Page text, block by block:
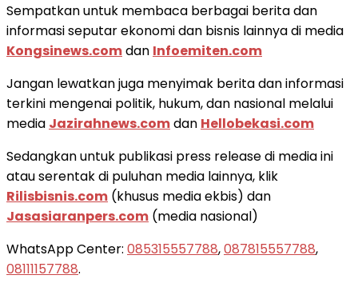
Sempatkan untuk membaca berbagai berita dan
informasi seputar ekonomi dan bisnis lainnya di media
Kongsinews.comdan Infoemiten.com
Jangan lewatkan juga menyimak berita dan informasi
terkini mengenai politik, hukum, dan nasional melalui
media Jazirahnews.comdan Hellobekasi.com
Sedangkan untuk publikasi press release di media ini
atau serentak di puluhan media lainnya, klik
Rilisbisnis.com (khusus media ekbis) dan
Jasasiaranpers.com (media nasional)
WhatsApp Center: 085315557788,087815557788,
08111157788.